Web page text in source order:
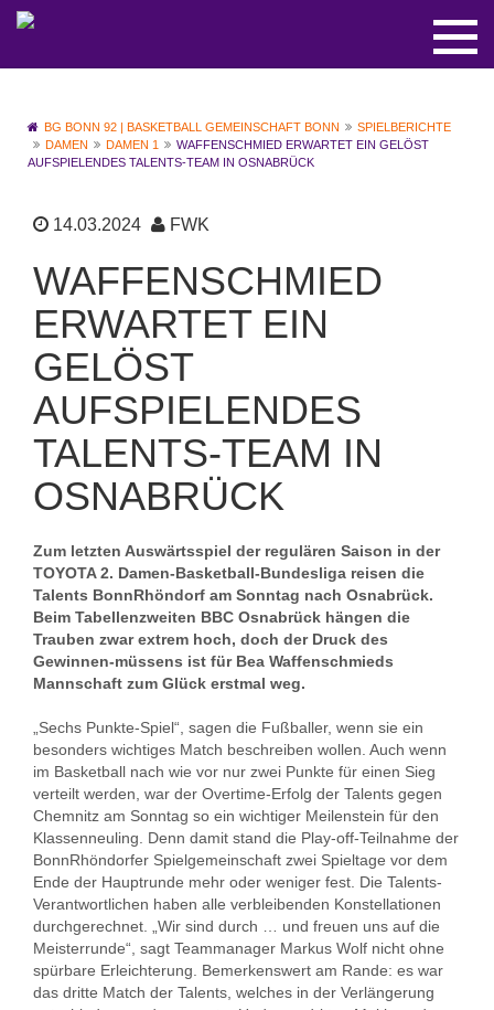
BG BONN 92 | BASKETBALL GEMEINSCHAFT BONN
SPIELBERICHTE
DAMEN
DAMEN 1
WAFFENSCHMIED ERWARTET EIN GELÖST
AUFSPIELENDES TALENTS-TEAM IN OSNABRÜCK
14.03.2024 FWK
WAFFENSCHMIED
ERWARTET EIN
GELÖST
AUFSPIELENDES
TALENTS-TEAM IN
OSNABRÜCK
Zum letzten Auswärtsspiel der regulären Saison in der
TOYOTA 2. Damen-Basketball-Bundesliga reisen die
Talents BonnRhöndorf am Sonntag nach Osnabrück.
Beim Tabellenzweiten BBC Osnabrück hängen die
Trauben zwar extrem hoch, doch der Druck des
Gewinnen-müssens ist für Bea Waffenschmieds
Mannschaft zum Glück erstmal weg.
„Sechs Punkte-Spiel“, sagen die Fußballer, wenn sie ein
besonders wichtiges Match beschreiben wollen. Auch wenn
im Basketball nach wie vor nur zwei Punkte für einen Sieg
verteilt werden, war der Overtime-Erfolg der Talents gegen
Chemnitz am Sonntag so ein wichtiger Meilenstein für den
Klassenneuling. Denn damit stand die Play-off-Teilnahme der
BonnRhöndorfer Spielgemeinschaft zwei Spieltage vor dem
Ende der Hauptrunde mehr oder weniger fest. Die Talents-
Verantwortlichen haben alle verbleibenden Konstellationen
durchgerechnet. „Wir sind durch … und freuen uns auf die
Meisterrunde“, sagt Teammanager Markus Wolf nicht ohne
spürbare Erleichterung. Bemerkenswert am Rande: es war
das dritte Match der Talents, welches in der Verlängerung